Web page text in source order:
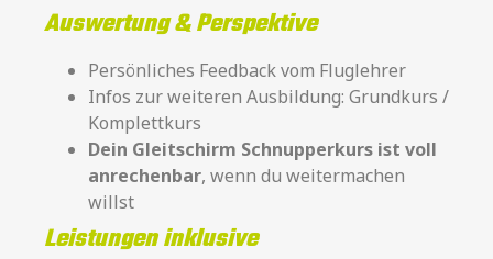
Auswertung & Perspektive
Persönliches Feedback vom Fluglehrer
Infos zur weiteren Ausbildung: Grundkurs /
Komplettkurs
Dein Gleitschirm Schnupperkurs ist voll
anrechenbar, wenn du weitermachen
willst
Leistungen inklusive